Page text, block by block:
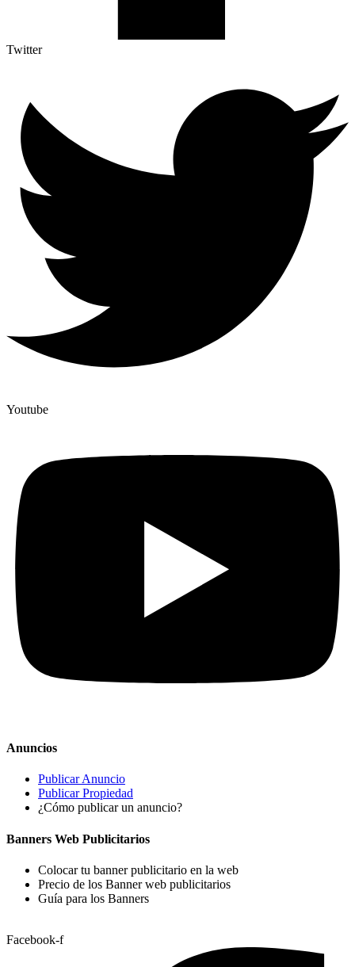
Twitter
Youtube
Anuncios
Publicar Anuncio
Publicar Propiedad
¿Cómo publicar un anuncio?
Banners Web Publicitarios
Colocar tu banner publicitario en la web
Precio de los Banner web publicitarios
Guía para los Banners
Facebook-f